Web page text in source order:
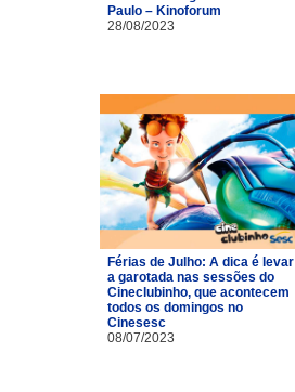
Paulo – Kinoforum
28/08/2023
Férias de Julho: A dica é levar
a garotada nas sessões do
Cineclubinho, que acontecem
todos os domingos no
Cinesesc
08/07/2023